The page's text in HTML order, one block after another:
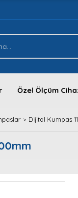
Özel Ölçüm
Dijital Kumpas